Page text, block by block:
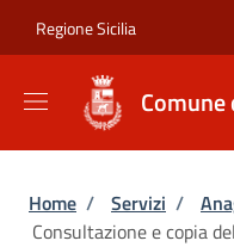
Regione Sicilia
Comune
Briciole di
Home / Servizi /
Consultazione e copia